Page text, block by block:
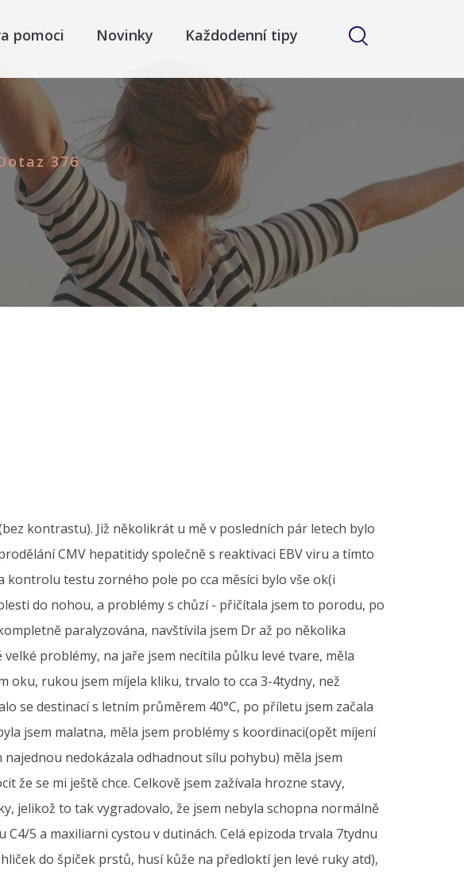
pomoci Novinky Každodenní tipy
376
kontrastu). Již několikrát u mě v posledních pár letech bylo
CMV hepatitidy společně s reaktivaci EBV viru a tímto
testu zorného pole po cca měsíci bylo vše ok(i
do nohou, a problémy s chůzí - přičítala jsem to porodu, po
paralyzována, navštívila jsem Dr až po několika
problémy, na jaře jsem necítila půlku levé tvare, měla
oku, rukou jsem míjela kliku, trvalo to cca 3-4tydny, než
se destinací s letním průměrem 40°C, po příletu jsem začala
jsem malatna, měla jsem problémy s koordinaci(opět míjení
nedokázala odhadnout sílu pohybu) měla jsem
že se mi ještě chce. Celkově jsem zažívala hrozne stavy,
jelikož to tak vygradovalo, že jsem nebyla schopna normálně
5 a maxiliarni cystou v dutinách. Celá epizoda trvala 7tydnu
do špiček prstů, husí kůže na předloktí jen levé ruky atd),